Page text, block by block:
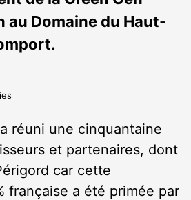
au Domaine du Haut-
réuni une cinquantaine
et partenaires, dont
car cette
française a été primée par